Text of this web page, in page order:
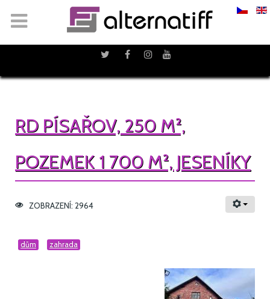
RD PÍSAŘOV, 250 M²,
POZEMEK 1 700 M², JESENÍKY
ZOBRAZENÍ: 2964
dům zahrada